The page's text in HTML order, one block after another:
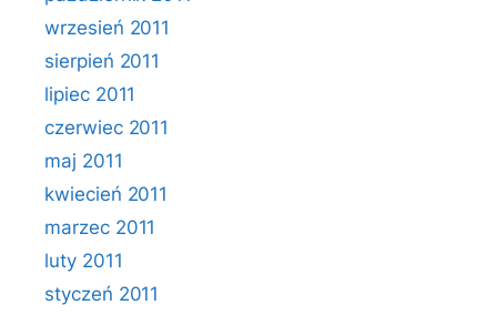
wrzesień 2011
sierpień 2011
lipiec 2011
czerwiec 2011
maj 2011
kwiecień 2011
marzec 2011
luty 2011
styczeń 2011